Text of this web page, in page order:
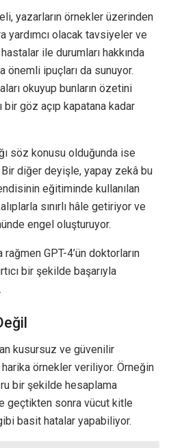
yazarların örnekler üzerinden
yardımcı olacak tavsiyeler ve
ile durumları hakkında
önemli ipuçları da sunuyor.
okuyup bunların özetini
bir göz açıp kapatana kadar
söz konusu olduğunda ise
diğer deyişle, yapay zekâ bu
eğitiminde kullanılan
sınırlı hâle getiriyor ve
engel oluşturuyor.
rağmen GPT-4’ün doktorların
bir şekilde başarıyla
kusursuz ve güvenilir
örnekler veriliyor. Örneğin
bir şekilde hesaplama
geçtikten sonra vücut kitle
basit hatalar yapabiliyor.